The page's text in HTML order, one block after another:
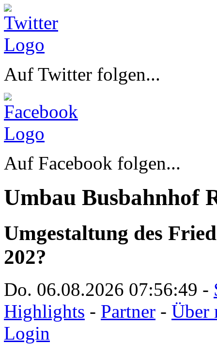
Auf Twitter folgen...
Auf Facebook folgen...
Umbau Busbahnhof
Umgestaltung des
202?
Do. 06.08.2026 07:56:51 -
Highlights - Partner - Über
Login